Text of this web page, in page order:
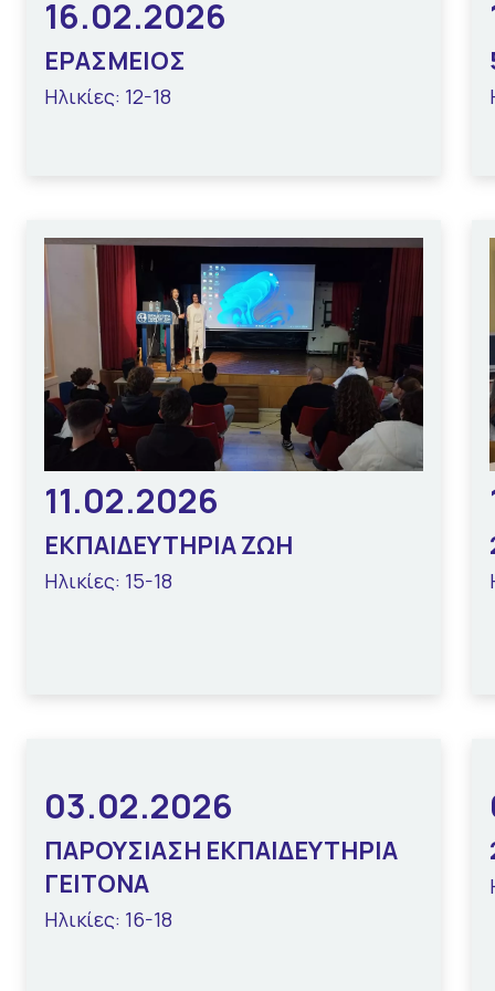
16.02.2026
ΕΡΑΣΜΕΙΟΣ
Ηλικίες: 12-18
11.02.2026
ΕΚΠΑΙΔΕΥΤΗΡΙΑ ΖΩΗ
Ηλικίες: 15-18
03.02.2026
ΠΑΡΟΥΣΙΑΣΗ ΕΚΠΑΙΔΕΥΤΗΡΙΑ
ΓΕΙΤΟΝΑ
Ηλικίες: 16-18